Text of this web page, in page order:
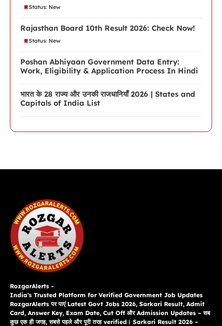
Status: New
Rajasthan Board 10th Result 2026: Check Now!
Status: New
Poshan Abhiyaan Government Data Entry:
Work, Eligibility & Application Process In Hindi
भारत के 28 राज्य और उनकी राजधानियाँ 2026 | States and
Capitals of India List
RozgarAlerts -
India’s Trusted Platform for Verified Government Job Updates
RozgarAlerts पर पाएं Latest Govt Jobs 2026, Sarkari Result, Admit
Card, Answer Key, Exam Date, Cut Off और Admission Updates – सब
कुछ एक ही जगह, सबसे पहले और पूरी तरह verified। Sarkari Result 2026 –